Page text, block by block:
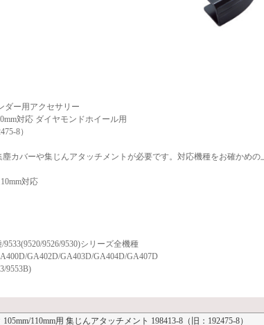
ダー用アクセサリー
対応 ダイヤモンドホイール用
8）
カバーや集じんアタッチメントが必要です。対応機種をお確かめの
対応
9526/9530)シリーズ全機種
GA402D/GA403D/GA404D/GA407D
9553B)
105mm/110mm用 集じんアタッチメント 198413-8（旧：192475-8）